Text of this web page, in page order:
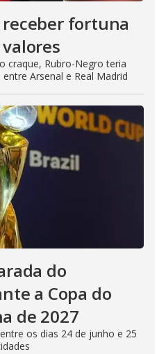
receber fortuna
craque, Rubro-Negro teria
Arsenal e Real Madrid
do
a Copa do
de 2027
os dias 24 de junho e 25